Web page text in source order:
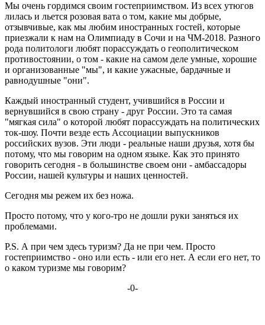
Мы очень гордимся своим гостеприимством. Из всех утюгов
лилась и льется розовая вата о том, какие мы добрые,
отзывчивые, как мы любим иностранных гостей, которые
приезжали к нам на Олимпиаду в Сочи и на ЧМ-2018. Разного
рода политологи любят порассуждать о геополитическом
противостоянии, о том - какие на самом деле умные, хорошие
и организованные "мы", и какие ужасные, бардачные и
равнодушные "они".
Каждый иностранный студент, учившийся в России и
вернувшийся в свою страну - друг России. Это та самая
"мягкая сила" о которой любят порассуждать на политических
ток-шоу. Почти везде есть Ассоциации выпускников
российских вузов. Эти люди - реальные наши друзья, хотя бы
потому, что мы говорим на одном языке. Как это принято
говорить сегодня - в большинстве своем они - амбассадоры
России, нашей культуры и наших ценностей.
Сегодня мы режем их без ножа.
Просто потому, что у кого-тро не дошли руки заняться их
проблемами.
P.S. А при чем здесь туризм? Да не при чем. Просто
гостеприимство - оно или есть - или его нет. А если его нет, то
о каком туризме мы говорим?
-0-